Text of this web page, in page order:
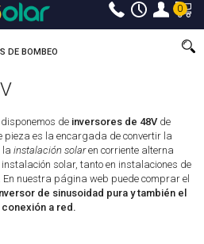
0
DE BOMBEO
disponemos de inversores de 48Vde
pieza es la encargada de convertir la
lainstalación solaren corriente alterna
solar, tanto en instalaciones de
nuestra página web puede comprar el
de sinusoidad pura y también el
a red.